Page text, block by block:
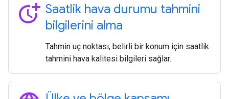
more_time Saatlik hava durumu tahmini
bilgilerini alma
Tahmin uç noktası, belirli bir konum için saatlik
tahmini hava kalitesi bilgileri sağlar.